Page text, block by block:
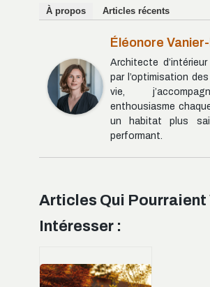
À propos Articles récents
Éléonore
Architecte
par l’optimisation
vie,
enthousiasme
un habitat plus
performant.
Articles Qui Pourraient
Intéresser :